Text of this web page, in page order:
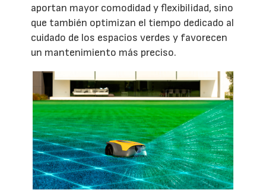
aportan mayor comodidad y flexibilidad, sino
que también optimizan el tiempo dedicado al
cuidado de los espacios verdes y favorecen
un mantenimiento más preciso.